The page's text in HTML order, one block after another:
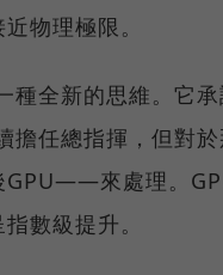
物理極限。
種全新的思維。它
擔任總指揮，但對
來處理。
數級提升。